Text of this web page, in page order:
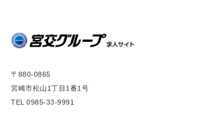
〒880-0865
宮崎市松山1丁目1番1号
TEL 0985-33-9991